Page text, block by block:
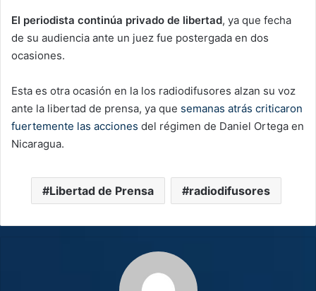
El periodista continúa privado de libertad, ya que fecha
de su audiencia ante un juez fue postergada en dos
ocasiones.
Esta es otra ocasión en la los radiodifusores alzan su voz
ante la libertad de prensa, ya que semanas atrás criticaron
fuertemente las acciones del régimen de Daniel Ortega en
Nicaragua.
Libertad de Prensa radiodifusores